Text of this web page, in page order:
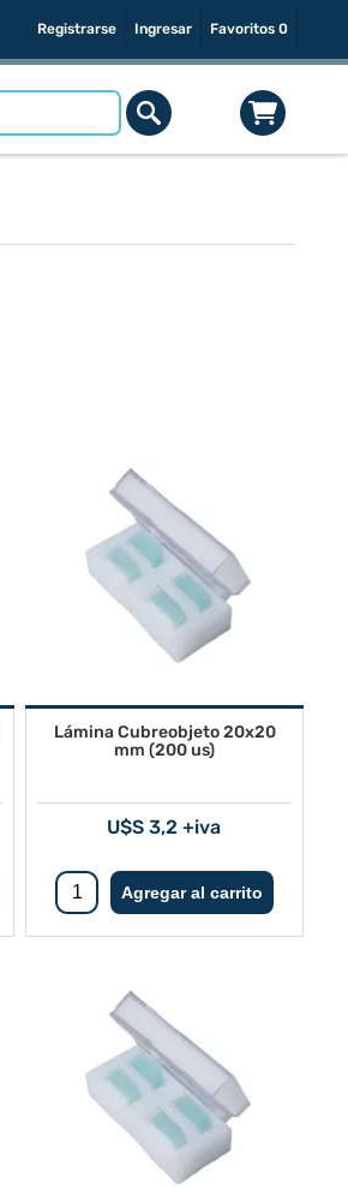
Registrarse Ingresar Favoritos 0
Lámina Cubreobjeto 20x20
mm (200 us)
U$S 3,2 +iva